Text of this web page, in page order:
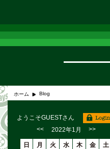
ホーム Blog
ようこそGUESTさん
<<
2022年1月 >>
日 月 火 水 木 金
土